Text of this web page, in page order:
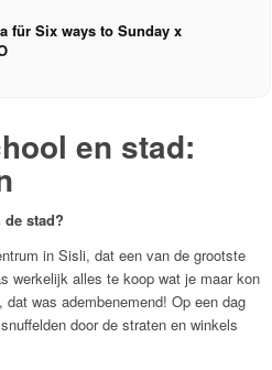
für Six ways to Sunday x
en stad:
stad?
in Sisli, dat een van de grootste
werkelijk alles te koop wat je maar kon
was adembenemend! Op een dag
door de straten en winkels